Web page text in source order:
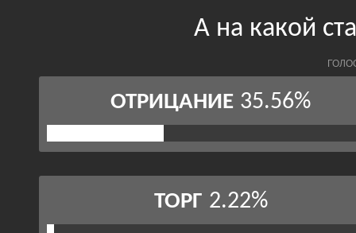
А на какой
ОТРИЦАНИЕ 35.56%
ТОРГ 2.22%